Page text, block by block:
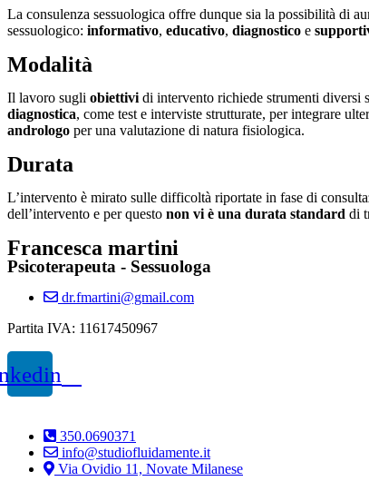
La consulenza sessuologica offre dunque sia la possibilità di
sessuologico: informativo, educativo, diagnostico e
Modalità
Il lavoro sugli obiettivi di intervento richiede strumenti diversi
diagnostica, come test e interviste strutturate, per integrare
andrologo per una valutazione di natura fisiologica.
Durata
L’intervento è mirato sulle difficoltà riportate in fase di
dell’intervento e per questo non vi è una durata standard di
Francesca martini
Psicoterapeuta - Sessuologa
dr.fmartini@gmail.com
Partita IVA: 11617450967
350.0690371
info@studiofluidamente.it
Via Ovidio 11, Novate Milanese